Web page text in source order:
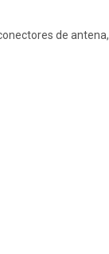
de antena,